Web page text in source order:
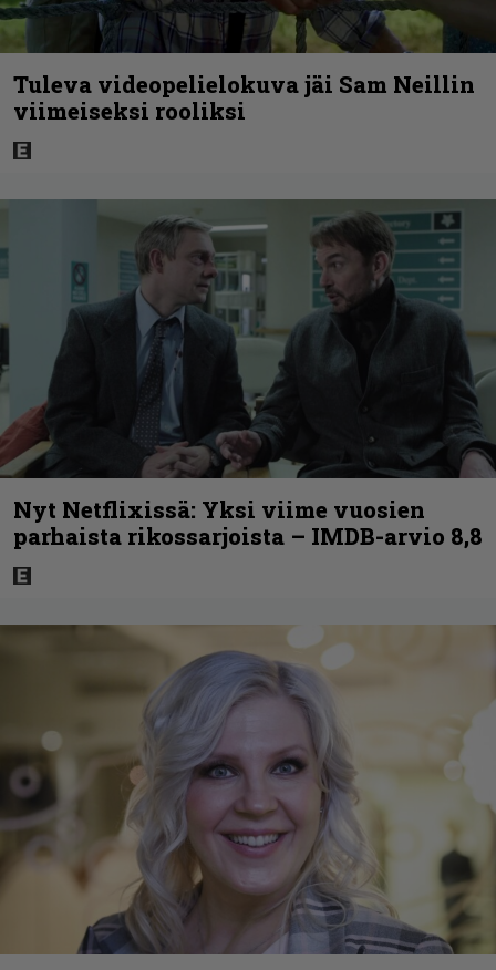
Tuleva videopelielokuva jäi Sam Neillin
viimeiseksi rooliksi
Nyt Netflixissä: Yksi viime vuosien
parhaista rikossarjoista – IMDB-arvio 8,8